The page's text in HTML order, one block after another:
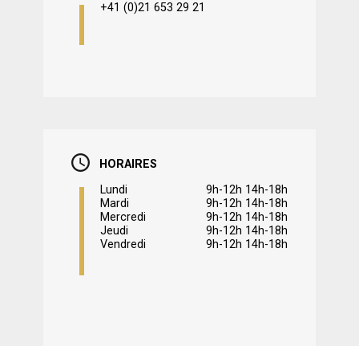
+41 (0)21 653 29 21
HORAIRES
Lundi
9h-12h 14h-18h
Mardi
9h-12h 14h-18h
Mercredi
9h-12h 14h-18h
Jeudi
9h-12h 14h-18h
Vendredi
9h-12h 14h-18h